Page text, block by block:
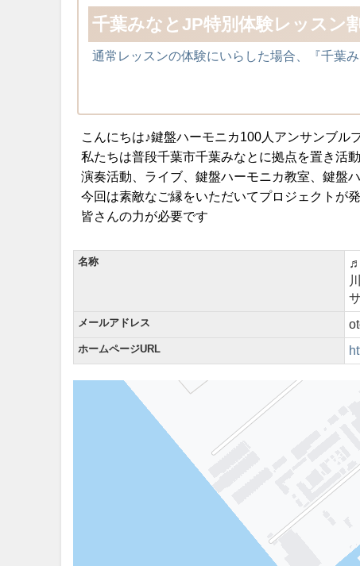
千葉みなとJP特別体験レッスン割
通常レッスンの体験にいらした場合、『千葉
こんにちは♪鍵盤ハーモニカ100人アンサンブル
私たちは普段千葉市千葉みなとに拠点を置き活動
演奏活動、ライブ、鍵盤ハーモニカ教室、鍵盤
今回は素敵なご縁をいただいてプロジェクトが発
皆さんの力が必要です
名称
♬
メールアドレス
ホームページURL